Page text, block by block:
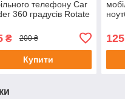
телефону Car
360 градусів Rotate
₴ 200 ₴
Купити
125